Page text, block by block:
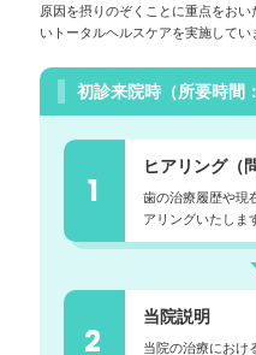
原因を摂りのぞくことに重点をお
いトータルヘルスケアを実施してい
初診来院時（所要時間
1
ヒアリング（
歯の治療履歴や現
アリングいたしま
2
当院説明
当院の治療におけ